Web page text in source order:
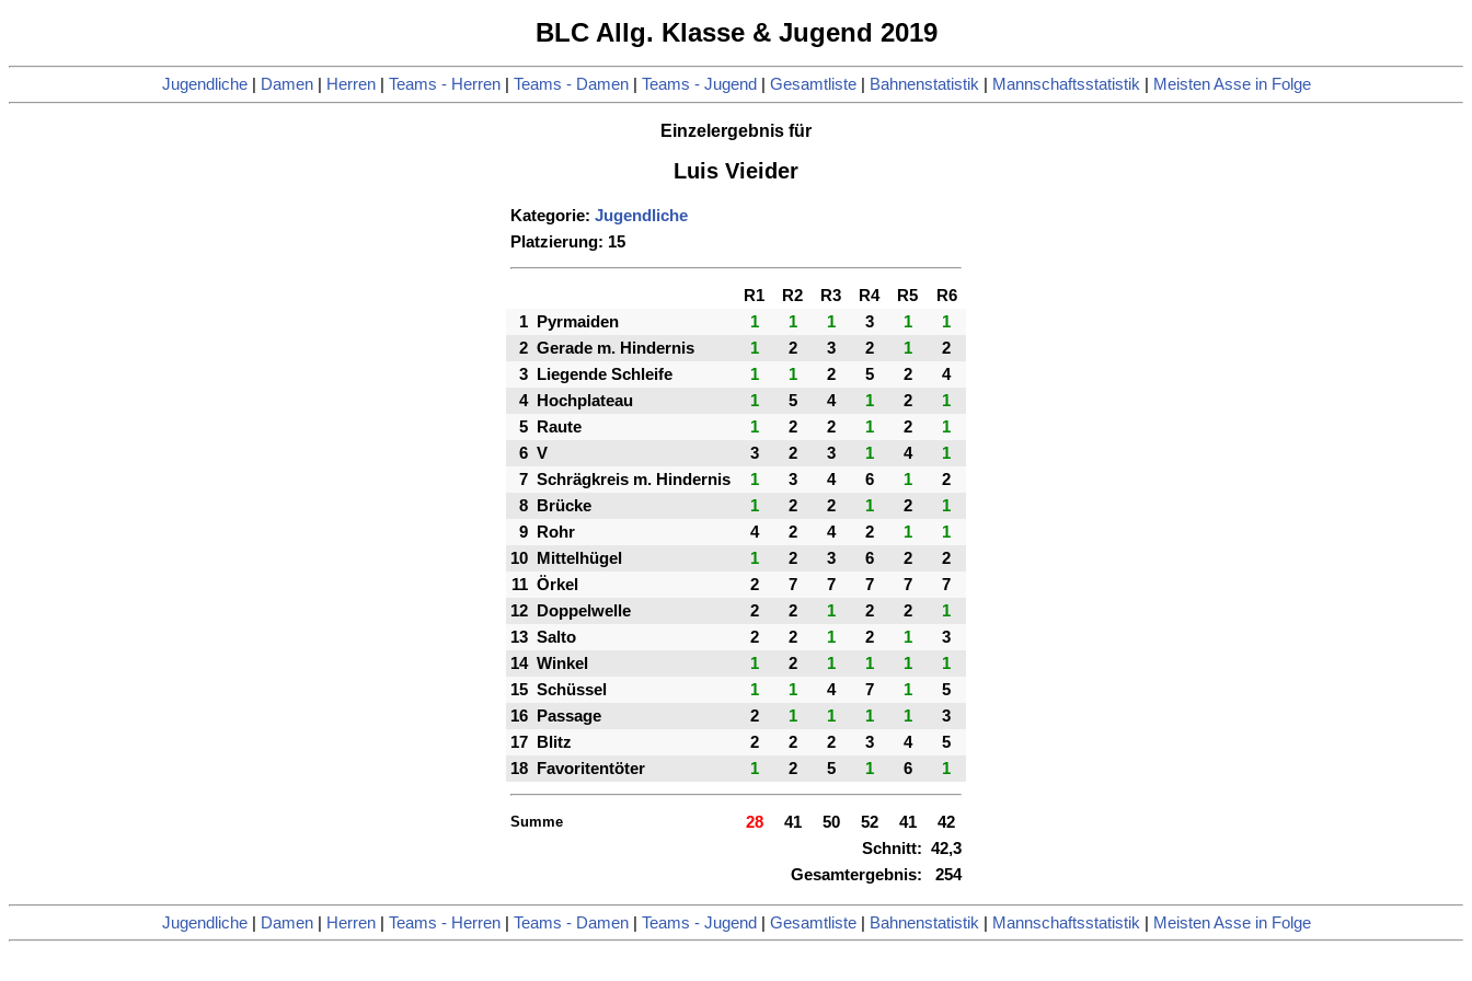
BLC Allg. Klasse & Jugend 2019
Jugendliche| Damen| Herren| Teams - Herren| Teams - Damen| Teams - Jugend Gesamtliste| Bahnenstatistik| Mannschaftsstatistik| Meisten Asse in Folge
Einzelergebnis für
Luis Vieider
Kategorie: Jugendliche
Platzierung: 15
R1 R2 R3 R4 R5
R6
1
Pyrmaiden 1 1 1 3 1
1
2 Gerade m. Hindernis 1 2 3 2 1
2
3
Liegende Schleife 1 1 2 5 2
4
4
Hochplateau 1 5 4 1 2
1
5
Raute 1 2 2 1 2
1
6 V 3 2 3 1 4
1
7 Schrägkreis m. Hindernis 1 3 4 6 1
2
8
Brücke 1 2 2 1 2
1
9
Rohr 4 2 4 2 1
1
10
Mittelhügel 1 2 3 6 2
2
11 Örkel 2 7 7 7 7
7
12
Doppelwelle 2 2 1 2 2
1
13 Salto 2 2 1 2 1
3
14 Winkel 1 2 1 1 1
1
15 Schüssel 1 1 4 7 1
5
16
Passage 2 1 1 1 1
3
17
Blitz 2 2 2 3 4
5
18
Favoritentöter 1 2 5 1 6 1
Summe 28 41 50 52 41
42
Schnitt: 42,3
Gesamtergebnis:
254
Jugendliche| Damen| Herren| Teams - Herren| Teams - Damen| Teams - Jugend Gesamtliste| Bahnenstatistik Mannschaftsstatistik Meisten Asse in Folge